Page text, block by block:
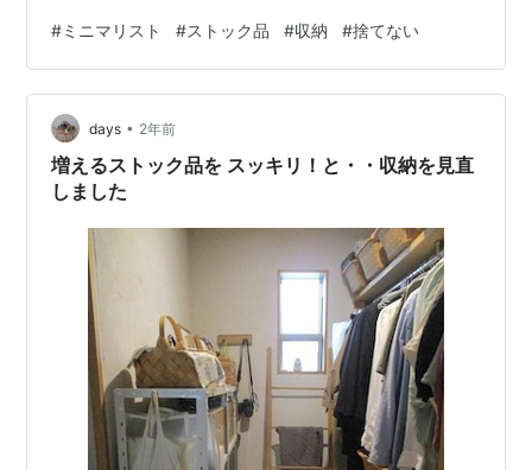
の調子で、やっていきましょう 今回は、「ストック品」
についてです洗剤とか、ティッシュペーパーとか、つい
ついストックとして溜め込んでしまうモノがあると思い
ます この時の私は、ストック品が多めにありましたとい
っても10個20個とたくさんはないですが、各種2～5…
#ミニマリスト #ストック品 #収納 #捨てない
days • 2年前
増えるストック品を スッキリ！と・・収納を見直
しました